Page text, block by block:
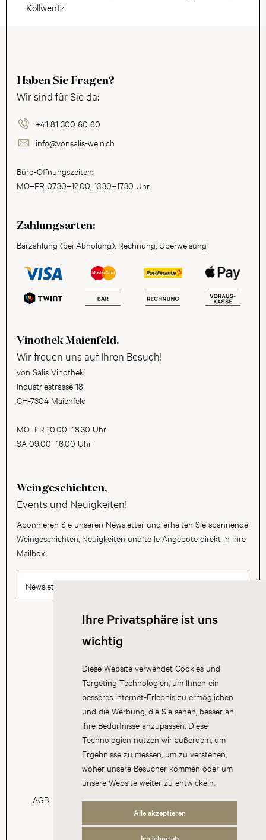
Ihre Privatsphäre ist uns
wichtig
Diese Website verwendet Cookies und
Targeting Technologien, um Ihnen ein
besseres Internet-Erlebnis zu ermöglichen
und die Werbung, die Sie sehen, besser an
Ihre Bedürfnisse anzupassen. Diese
Technologien nutzen wir außerdem, um
Ergebnisse zu messen, um zu verstehen,
woher unsere Besucher kommen oder um
unsere Website weiter zu entwickeln.
Alle akzeptieren
Kollwentz
Haben Sie Fragen?
Wir sind für Sie da:
+41 81 300 60 60
info@vonsalis-wein.ch
Büro-Öffnungszeiten:
MO–FR 07.30–12.00, 13.30–17.30 Uhr
Zahlungsarten:
Barzahlung (bei Abholung), Rechnung, Überweisung
Vinothek Maienfeld.
Wir freuen uns auf Ihren Besuch!
von Salis Vinothek
Industriestrasse 18
CH-7304 Maienfeld
MO–FR 10.00–18.30 Uhr
SA 09.00–16.00 Uhr
Weingeschichten,
Events und Neuigkeiten!
Abonnieren Sie unseren Newsletter und erhalten Sie spannende
Weingeschichten, Neuigkeiten und tolle Angebote direkt in Ihre
Mailbox.
Newsletter abonnieren
AGB Datenschutz Impressum Cookies